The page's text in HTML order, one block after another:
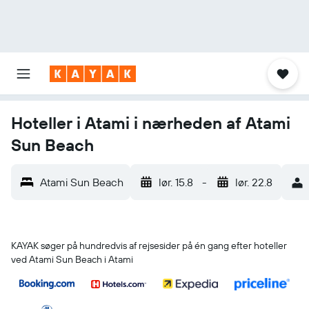
Hoteller i Atami i nærheden af Atami
Sun Beach
Atami Sun Beach lør. 15.8 - lør. 22.8
KAYAK søger på hundredvis af rejsesider på én gang efter hoteller
ved Atami Sun Beach i Atami